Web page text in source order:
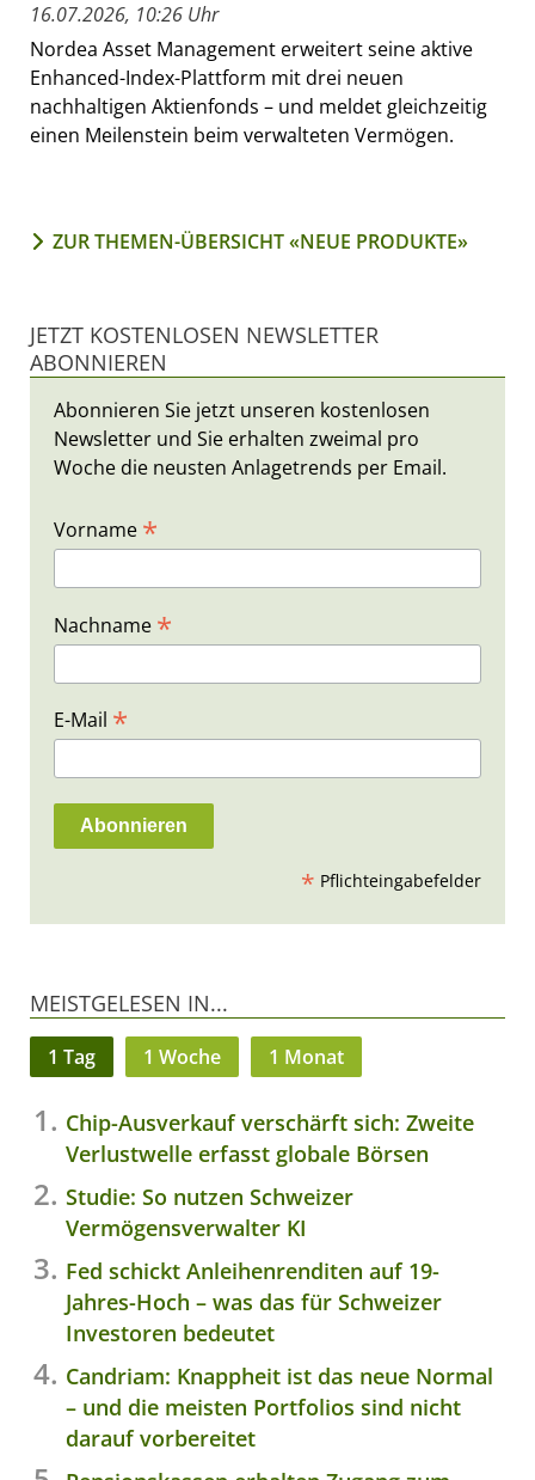
16.07.2026, 10:26 Uhr
Nordea Asset Management erweitert seine aktive
Enhanced-Index-Plattform mit drei neuen
nachhaltigen Aktienfonds – und meldet gleichzeitig
einen Meilenstein beim verwalteten Vermögen.
ZUR THEMEN-ÜBERSICHT «NEUE PRODUKTE»
JETZT KOSTENLOSEN NEWSLETTER
ABONNIEREN
Abonnieren Sie jetzt unseren kostenlosen
Newsletter und Sie erhalten zweimal pro
Woche die neusten Anlagetrends per Email.
Vorname *
Nachname *
E-Mail *
* Pflichteingabefelder
MEISTGELESEN IN...
1 Tag 1 Woche 1 Monat
Chip-Ausverkauf verschärft sich: Zweite
Verlustwelle erfasst globale Börsen
Studie: So nutzen Schweizer
Vermögensverwalter KI
Fed schickt Anleihenrenditen auf 19-
Jahres-Hoch – was das für Schweizer
Investoren bedeutet
Candriam: Knappheit ist das neue Normal
– und die meisten Portfolios sind nicht
darauf vorbereitet